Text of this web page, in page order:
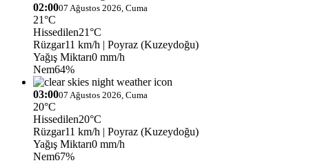
02:0007 Ağustos 2026, Cuma
21°C
Hissedilen21°C
Rüzgar11 km/h | Poyraz (Kuzeydoğu)
Yağış Miktarı0 mm/h
Nem64%
03:0007 Ağustos 2026, Cuma
20°C
Hissedilen20°C
Rüzgar11 km/h | Poyraz (Kuzeydoğu)
Yağış Miktarı0 mm/h
Nem67%